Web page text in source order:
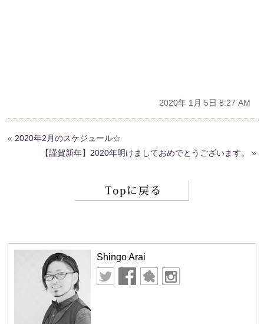
2020年 1月 5日 8:27 AM
« 2020年2月のスケジュール☆
【謹賀新年】2020年明けましておめでとうございます。
»
Shingo Arai